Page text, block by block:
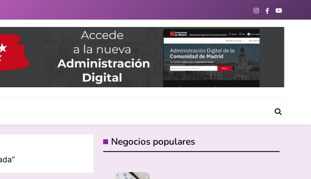
gastronomía y un directorio de negocios locales para conectar con tu
Negocios populares